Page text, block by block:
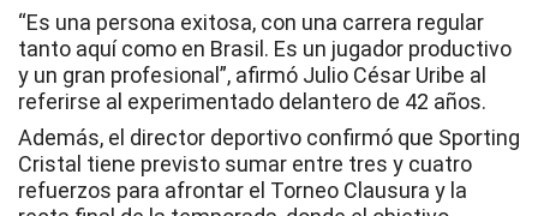
“Es una persona exitosa, con una carrera regular
tanto aquí como en Brasil. Es un jugador productivo
y un gran profesional”, afirmó Julio César Uribe al
referirse al experimentado delantero de 42 años.
Además, el director deportivo confirmó que Sporting
Cristal tiene previsto sumar entre tres y cuatro
refuerzos para afrontar el Torneo Clausura y la